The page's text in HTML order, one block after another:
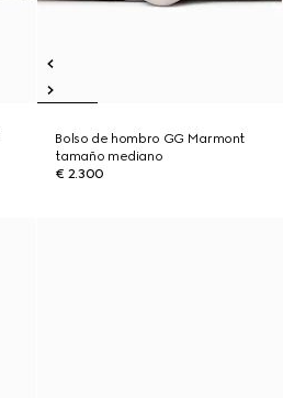
Bolso de hombro GG Marmont
tamaño mediano
€ 2.300